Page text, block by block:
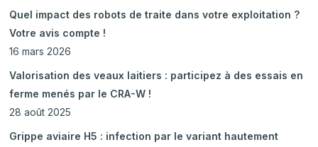
Quel impact des robots de traite dans votre exploitation ?
Votre avis compte !
16 mars 2026
Valorisation des veaux laitiers : participez à des essais en
ferme menés par le CRA-W !
28 août 2025
Grippe aviaire H5 : infection par le variant hautement